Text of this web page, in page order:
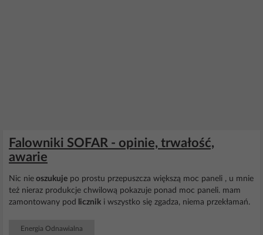
Falowniki SOFAR - opinie, trwałość,
awarie
Nic nie oszukuje po prostu przepuszcza większą moc paneli , u mnie
też nieraz produkcje chwilową pokazuje ponad moc paneli. mam
zamontowany pod
licznik i wszystko się zgadza, niema przekłamań.
Energia Odnawialna